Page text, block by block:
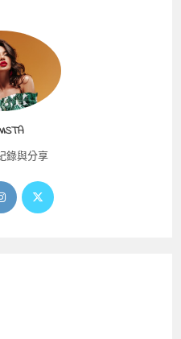
錄與分享
Opens
in
Opens